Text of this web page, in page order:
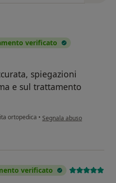
verificato
spiegazioni
e sul trattamento
ortopedica • secondo l'opinione
Segnala abuso
verificato